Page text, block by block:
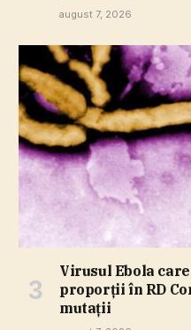
august 7, 2026
Virusul Ebola
proporţii în RD
mutaţii